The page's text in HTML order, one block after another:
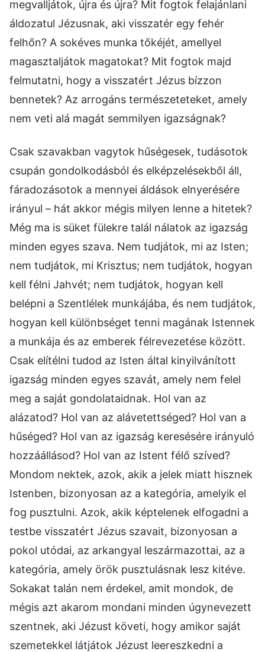
megvalljátok, újra és újra? Mit fogtok felajánlani
áldozatul Jézusnak, aki visszatér egy fehér
felhőn? A sokéves munka tőkéjét, amellyel
magasztaljátok magatokat? Mit fogtok majd
felmutatni, hogy a visszatért Jézus bízzon
bennetek? Az arrogáns természeteteket, amely
nem veti alá magát semmilyen igazságnak?
Csak szavakban vagytok hűségesek, tudásotok
csupán gondolkodásból és elképzelésekből áll,
fáradozásotok a mennyei áldások elnyerésére
irányul – hát akkor mégis milyen lenne a hitetek?
Még ma is süket fülekre talál nálatok az igazság
minden egyes szava. Nem tudjátok, mi az Isten;
nem tudjátok, mi Krisztus; nem tudjátok, hogyan
kell félni Jahvét; nem tudjátok, hogyan kell
belépni a Szentlélek munkájába, és nem tudjátok,
hogyan kell különbséget tenni magának Istennek
a munkája és az emberek félrevezetése között.
Csak elítélni tudod az Isten által kinyilvánított
igazság minden egyes szavát, amely nem felel
meg a saját gondolataidnak. Hol van az
alázatod? Hol van az alávetettséged? Hol van a
hűséged? Hol van az igazság keresésére irányuló
hozzáállásod? Hol van az Istent félő szíved?
Mondom nektek, azok, akik a jelek miatt hisznek
Istenben, bizonyosan az a kategória, amelyik el
fog pusztulni. Azok, akik képtelenek elfogadni a
testbe visszatért Jézus szavait, bizonyosan a
pokol utódai, az arkangyal leszármazottai, az a
kategória, amely örök pusztulásnak lesz kitéve.
Sokakat talán nem érdekel, amit mondok, de
mégis azt akarom mondani minden úgynevezett
szentnek, aki Jézust követi, hogy amikor saját
szemetekkel látjátok Jézust leereszkedni a